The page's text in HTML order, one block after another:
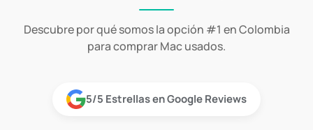
Descubre por qué somos la opción #1 en Colombia
para comprar Mac usados.
5/5 Estrellas en Google Reviews